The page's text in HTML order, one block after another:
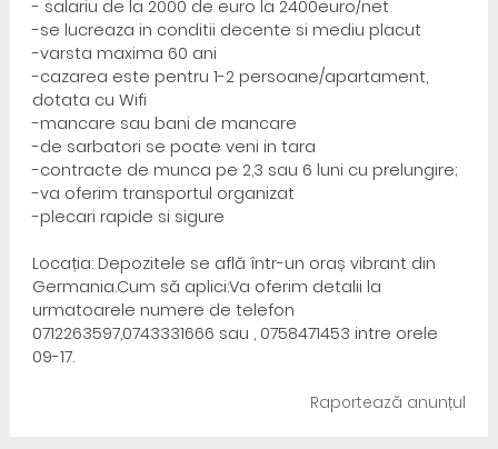
- salariu de la 2000 de euro la 2400euro/net
-se lucreaza in conditii decente si mediu placut
-varsta maxima 60 ani
-cazarea este pentru 1-2 persoane/apartament,
dotata cu Wifi
-mancare sau bani de mancare
-de sarbatori se poate veni in tara
-contracte de munca pe 2,3 sau 6 luni cu prelungire;
-va oferim transportul organizat
-plecari rapide si sigure
Locația: Depozitele se află într-un oraș vibrant din
Germania.Cum să aplici:Va oferim detalii la
urmatoarele numere de telefon
0712263597,0743331666 sau , 0758471453 intre orele
09-17.
Raportează anunțul